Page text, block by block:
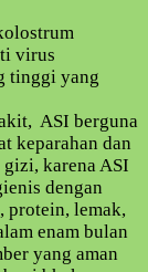
virus
tinggi yang
ASI berguna
keparahan dan
karena ASI
dengan
protein, lemak,
enam bulan
yang aman